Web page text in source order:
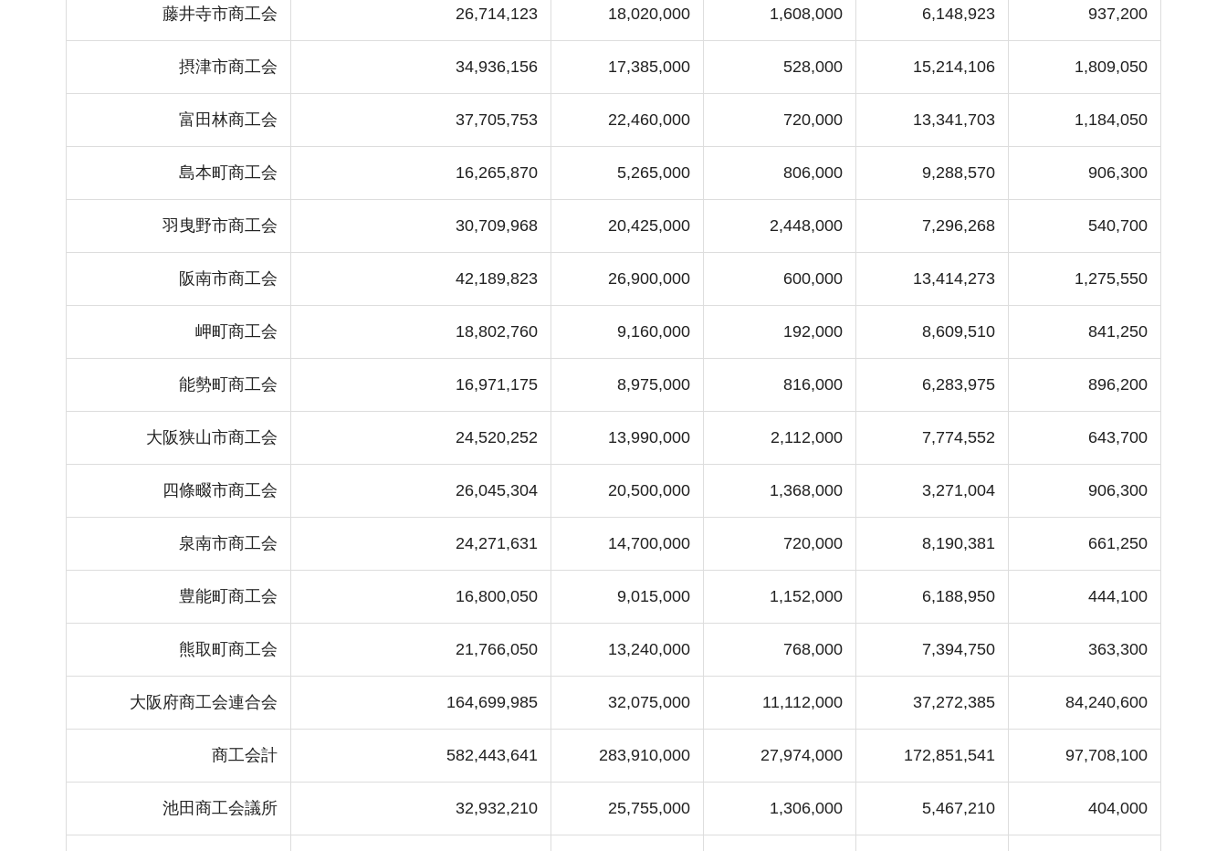
藤井寺市商工会 26,714,123 18,020,000 1,608,000 6,148,923 937,200
摂津市商工会 34,936,156 17,385,000 528,000 15,214,106 1,809,050
富田林商工会 37,705,753 22,460,000 720,000 13,341,703 1,184,050
島本町商工会 16,265,870 5,265,000 806,000 9,288,570 906,300
羽曳野市商工会 30,709,968 20,425,000 2,448,000 7,296,268 540,700
阪南市商工会 42,189,823 26,900,000 600,000 13,414,273 1,275,550
岬町商工会 18,802,760 9,160,000 192,000 8,609,510 841,250
能勢町商工会 16,971,175 8,975,000 816,000 6,283,975 896,200
大阪狭山市商工会 24,520,252 13,990,000 2,112,000 7,774,552 643,700
四條畷市商工会 26,045,304 20,500,000 1,368,000 3,271,004 906,300
泉南市商工会 24,271,631 14,700,000 720,000 8,190,381 661,250
豊能町商工会 16,800,050 9,015,000 1,152,000 6,188,950 444,100
熊取町商工会 21,766,050 13,240,000 768,000 7,394,750 363,300
大阪府商工会連合会 164,699,985 32,075,000 11,112,000 37,272,385 84,240,600
商工会計 582,443,641 283,910,000 27,974,000 172,851,541 97,708,100
池田商工会議所 32,932,210 25,755,000 1,306,000 5,467,210 404,000